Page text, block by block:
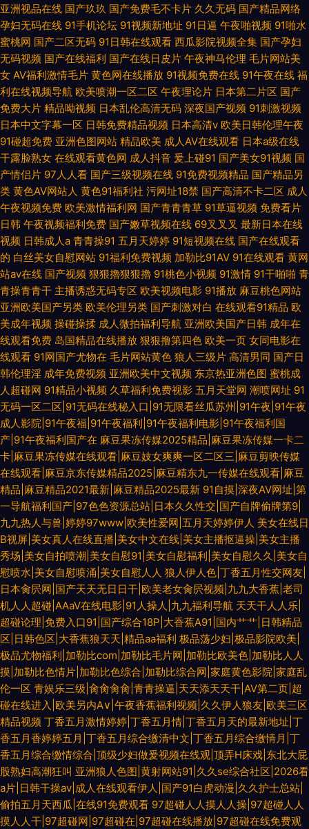
亚洲视品在线 国产玖玖 国产免费毛不卡片 久久无码 国产精品网络
孕妇无码在线 91手机论坛 91视频新地址 91日逼 午夜啪视频 91啪水
蜜桃网 国产二区无码 91日韩在线观看 西瓜影院视频全集 国产孕妇
无码视频 国产在线福利 国产在线日皮片 午夜神马伦理 毛片网站美
女 AV福利激情毛片 黄色网在线播放 91视频免费在线 91午夜在线 福
利在线视频导航 欧美喷潮一区二区 午夜理论片 日本第二片区 国产
免费大片 精品呦视频 日本乱伦高清无码 深夜国产视频 91刺激视频
日本中文字幕一区 日韩免费精品视频 日本高清v 欧美日韩伦理午夜
91碰超免费 亚洲色图网站 精品欧美 成人AV在线观看 日本a级在线
干露脸熟女 在线观看黄色网 成人抖音 爰上碰91 国产美女91视频 国
产情侣片 97人人看 国产三级视频在线 91免费视频精品 国产精品另
类 黄色AV网站人 黄色91福利社 污网址18禁 国产高清不卡二区 成人
午夜视频免费 欧美激情福利网 国产青青青草 91草逼视频 免费看片
日韩 午夜视频福利免费 国产嫩草视频在线 69叉叉叉 最新日本在线
视频 日韩成人a 青青操91 五月天婷婷 91短视频在线 国产在线观看
的 白丝美女自慰网站 91福利免费视频 加勒比91AV 91在线观看 黄网
站av在线 国产视频 狠狠擼狠狠擼 91桃色小视频 91激情 91干啪啪 青
青操青青干 主播诱惑无码专区 欧美视频电影 91播放 麻豆桃色网站
亚洲欧美国产另类 欧美伦理另类 国产刺激对白 在线观看91精品 欧
美成年视频 操碰操揉 成人微拍福利导航 亚洲欧美国产日韩 成年在
线观看免费 岛国精品在线播放 狠狠撸第四色 欧美一页 女同电影在
线观看 91网国产尤物在 毛片网站黄色 狼人三级片 高清男同 国产日
韩伦理淫 成年免费视频 亚洲欧美中文视频 东京热亚洲色图 蜜桃成
人超碰网 91精品小视频 久草福利免费视影 五月天堂网 潮喷网址 91
无码一区二区|91无码在线秘入口|91无限看丝瓜苏州|91午夜|91午夜
成人影院|91午夜福|91午夜福利|91午夜福利电影|91午夜福利国
产|91午夜福利国产在 麻豆果冻传媒2025精品|麻豆果冻传媒一卡二
卡|麻豆果冻传媒在线观看|麻豆妓女爽爽一区二区三|麻豆剪映传媒
在线观看|麻豆京东传媒精品2025|麻豆精东九一传媒在线观看|麻豆
精品|麻豆精品2021最新|麻豆精品2025最新 91自摸|深夜AV网址|第
一导航福利国产|97色色资源总站|日本久久性交|国产自牌偷牌第9|
九九热人与兽|婷婷97www|欧美性爱网|五月天婷婷伊人 美女在线日
B视屏|美女真人在线直播|美女中文在线|美女主播抠逼操|美女主播
秀场|美女自拍喷潮|美女自慰91|美女自慰福利|美女自慰久久|美女自
慰喷水|美女自慰喷涌|美女自慰人人 狼人伊人色|丁香五月性交网友|
日本肏屄网|国产天天无日日干|欧美老女肏屄视频|九九大香蕉|老司
机人人超碰|AAaV在线电影|91人操人|九九福利导航 天天干人人乐|
超碰论理|免费入口91|国产综合18P|大香蕉A91|国内艹艹|日韩精品
区|日韩色区|大香蕉狼天天|精品aa福利 极品荡少妇|极品影院欧美|
极品尤物福利|加勒比com|加勒比毛片网|加勒比欧美色|加勒比人人
摸|加勒比色情片|加勒比色综合|加勒比综合网|家庭黄色影院|家庭乱
伦一区 青娱乐三级|肏肏肏肏|青青操逼|天天添天天干|AV第二页|超
碰在线进入|欧美另内A∨|午夜香蕉福利视频|久久伊人狼友|欧美三区
精品视频 丁香五月激情婷婷|丁香五月情|丁香五月天的最新地址|丁
香五月香婷婷五月|丁香五月综合缴清中文|丁香五月综合缴情月|丁
香五月综合缴情综合|顶级少妇做爰视频在线观|顶弄H床戏|东北大屁
股熟妇高潮狂叫 亚洲狼人色图|黄射网站91|久久se综合社区|2026看
a片|日韩干操av|成人在线观看伊人|国产91白虎动漫|久久护士总站|
偷拍五月天西瓜|在线91免费观看 97超碰人人摸人人操|97超碰人人
摸人人干|97超碰网|97超碰在|97超碰在线播放|97超碰在线免费观